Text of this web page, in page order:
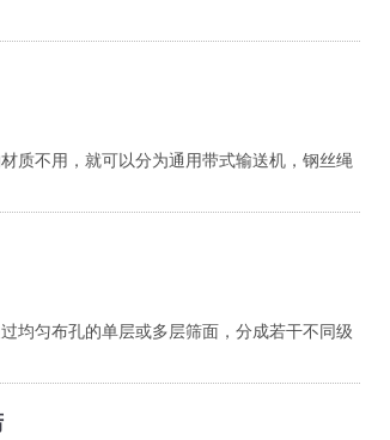
质不用，就可以分为通用带式输送机，钢丝绳
均匀布孔的单层或多层筛面，分成若干不同级